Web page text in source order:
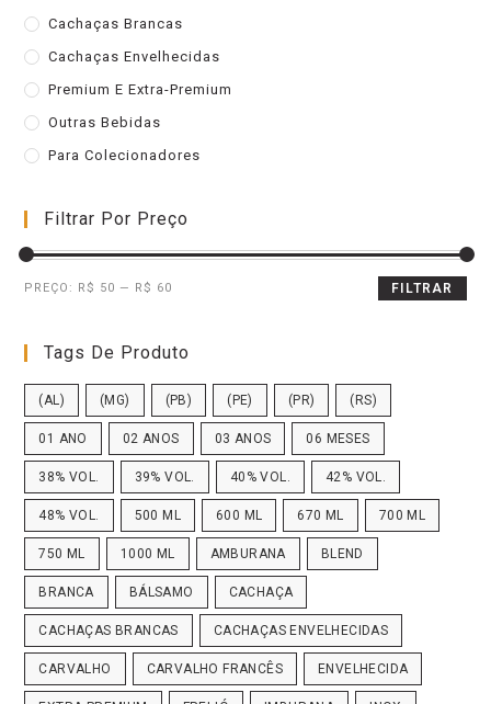
Cachaças Brancas
Cachaças Envelhecidas
Premium E Extra-Premium
Outras Bebidas
Para Colecionadores
Filtrar Por Preço
FILTRAR
PREÇO: R$ 50 — R$ 60
Tags De Produto
(AL) (MG) (PB) (PE) (PR) (RS)
01 ANO 02 ANOS 03 ANOS 06 MESES
38% VOL. 39% VOL. 40% VOL. 42% VOL.
48% VOL. 500 ML 600 ML 670 ML 700 ML
750 ML 1000 ML AMBURANA BLEND
BRANCA BÁLSAMO CACHAÇA
CACHAÇAS BRANCAS CACHAÇAS ENVELHECIDAS
CARVALHO CARVALHO FRANCÊS ENVELHECIDA